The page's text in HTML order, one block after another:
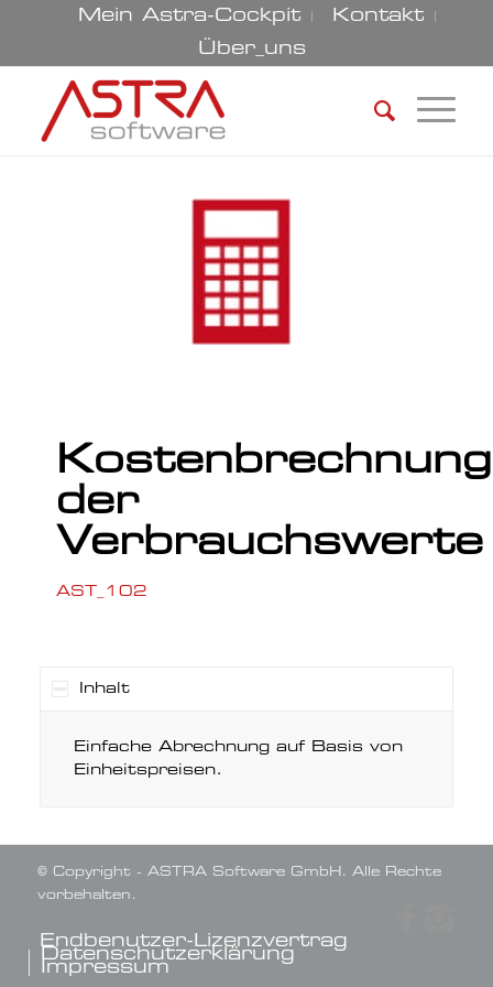
Mein Astra-Cockpit
Kontakt
Über_uns
Kostenbrechnung
der
Verbrauchswerte
AST_102
Inhalt
Einfache Abrechnung auf Basis von
Einheitspreisen.
© Copyright - ASTRA Software GmbH. Alle Rechte
vorbehalten.
Endbenutzer-Lizenzvertrag
Datenschutzerklärung
Impressum